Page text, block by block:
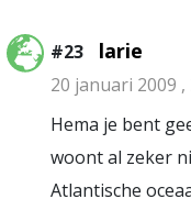
#23 larie
20 januari 2009 ,
Hema je bent
woont al zeker
Atlantische